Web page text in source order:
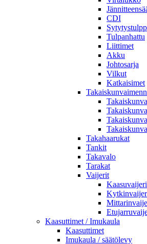
CDI
Tulpanhattu
Liittimet
Akku
Johtosarja
Vilkut
Katkaisimet
Takahaarukat
Tankit
Takavalo
Tarakat
Vaijerit
Kaasuttimet / Imukaula
Kaasuttimet
Imukaula / säätölevy